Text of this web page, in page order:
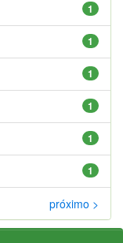
1
1
1
1
1
1
próximo >